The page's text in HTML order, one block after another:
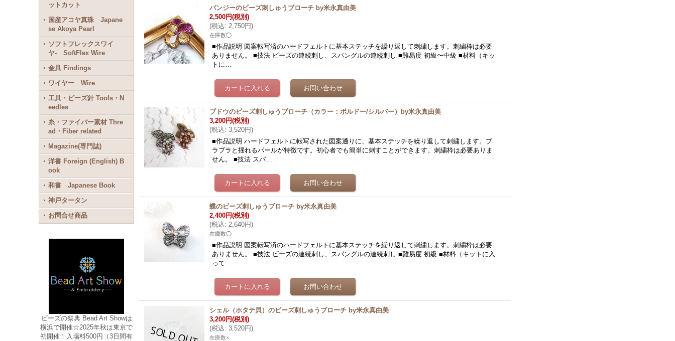
ットカット
国産アコヤ真珠 Japane
se Akoya Pearl
ソフトフレックスワイ
ヤ- SoftFlex Wire
金具 Findings
ワイヤー Wire
工具・ビーズ針 Tools・N
eedles
糸・ファイバー素材 Thre
ad・Fiber related
Magazine(専門誌)
洋書 Foreign (English) B
ook
和書 Japanese Book
神戸タータン
お問合せ商品
ビーズの祭典 Bead Art Showは
横浜で開催☆2025年秋は東京で
初開催！入場料500円（3日間有
パンジーのビーズ刺しゅうブローチ by米永真由美
2,500円(税別)
(税込: 2,750円)
在庫数◯
■作品説明 図案転写済のハードフェルトに基本ステッチを繰り返して刺繍します。刺繍枠は必要
ありません。 ■技法 ビーズの連続刺し、スパングルの連続刺し ■難易度 初級〜中級 ■材料（キッ
トに…
ブドウのビーズ刺しゅうブローチ（カラー：ボルドー/シルバー）by米永真由美
3,200円(税別)
(税込: 3,520円)
■作品説明 ハードフェルトに転写された図案通りに、基本ステッチを繰り返して刺繍します。ブ
ラブラと揺れるパールが特徴です。初心者でも簡単に刺すことができます。刺繍枠は必要ありま
せん。 ■技法 スパ…
蝶のビーズ刺しゅうブローチ by米永真由美
2,400円(税別)
(税込: 2,640円)
在庫数◯
■作品説明 図案転写済のハードフェルトに基本ステッチを繰り返して刺繍します。刺繍枠は必要
ありません。 ■技法 ビーズの連続刺し、スパングルの連続刺し ■難易度 初級 ■材料（キットに入
って…
シェル（ホタテ貝）のビーズ刺しゅうブローチ by米永真由美
3,200円(税別)
(税込: 3,520円)
在庫数×